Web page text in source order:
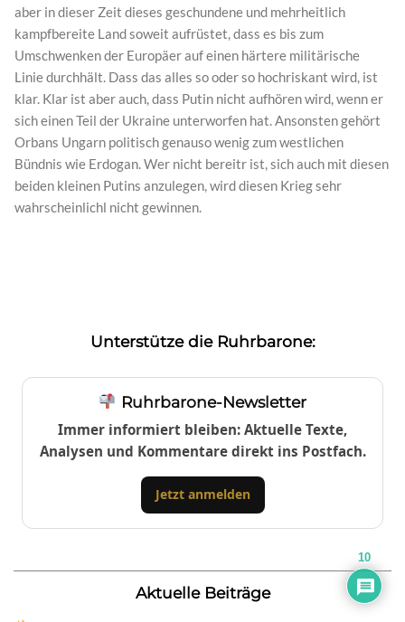
aber in dieser Zeit dieses geschundene und mehrheitlich
kampfbereite Land soweit aufrüstet, dass es bis zum
Umschwenken der Europäer auf einen härtere militärische
Linie durchhält. Dass das alles so oder so hochriskant wird, ist
klar. Klar ist aber auch, dass Putin nicht aufhören wird, wenn er
sich einen Teil der Ukraine unterworfen hat. Ansonsten gehört
Orbans Ungarn politisch genauso wenig zum westlichen
Bündnis wie Erdogan. Wer nicht bereitr ist, sich auch mit diesen
beiden kleinen Putins anzulegen, wird diesen Krieg sehr
wahrscheinlichl nicht gewinnen.
Unterstütze die Ruhrbarone:
Ruhrbarone-Newsletter
Immer informiert bleiben: Aktuelle Texte,
Analysen und Kommentare direkt ins Postfach.
Jetzt anmelden
Aktuelle Beiträge
10